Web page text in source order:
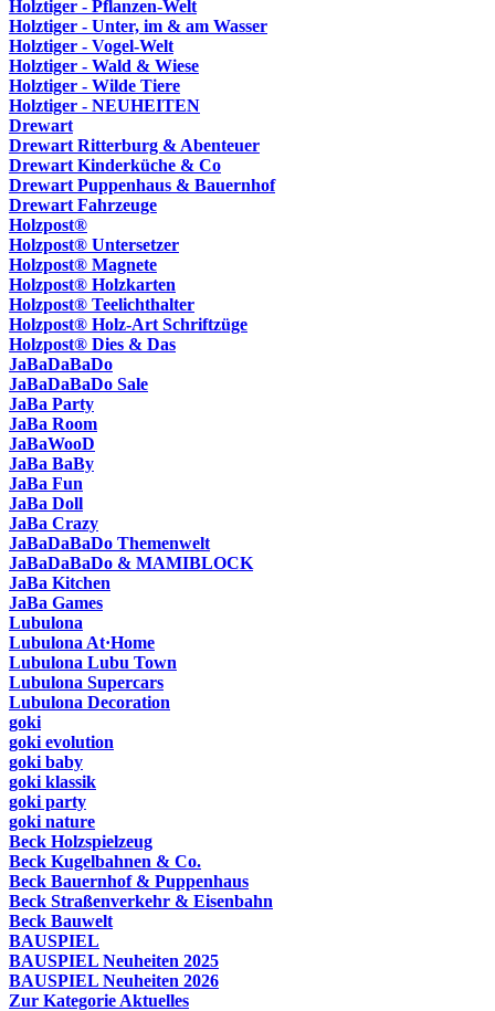
Holztiger - Pflanzen-Welt
Holztiger - Unter, im & am Wasser
Holztiger - Vogel-Welt
Holztiger - Wald & Wiese
Holztiger - Wilde Tiere
Holztiger - NEUHEITEN
Drewart
Drewart Ritterburg & Abenteuer
Drewart Kinderküche & Co
Drewart Puppenhaus & Bauernhof
Drewart Fahrzeuge
Holzpost®
Holzpost® Untersetzer
Holzpost® Magnete
Holzpost® Holzkarten
Holzpost® Teelichthalter
Holzpost® Holz-Art Schriftzüge
Holzpost® Dies & Das
JaBaDaBaDo
JaBaDaBaDo Sale
JaBa Party
JaBa Room
JaBaWooD
JaBa BaBy
JaBa Fun
JaBa Doll
JaBa Crazy
JaBaDaBaDo Themenwelt
JaBaDaBaDo & MAMIBLOCK
JaBa Kitchen
JaBa Games
Lubulona
Lubulona At·Home
Lubulona Lubu Town
Lubulona Supercars
Lubulona Decoration
goki
goki evolution
goki baby
goki klassik
goki party
goki nature
Beck Holzspielzeug
Beck Kugelbahnen & Co.
Beck Bauernhof & Puppenhaus
Beck Straßenverkehr & Eisenbahn
Beck Bauwelt
BAUSPIEL
BAUSPIEL Neuheiten 2025
BAUSPIEL Neuheiten 2026
Zur Kategorie Aktuelles